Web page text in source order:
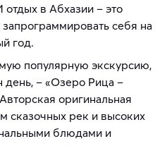
в Абхазии – это
себя на
год.
популярную экскурсию,
день, – «Озеро Рица –
оригинальная
сказочных рек и высоких
блюдами и